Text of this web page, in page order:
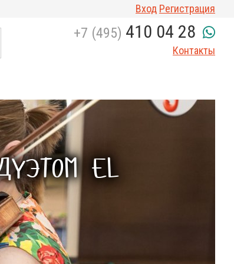
Вход Регистрация
+7 (495) 410 04 28
Контакты
EL